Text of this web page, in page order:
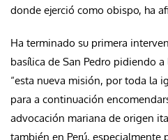
donde ejerció como obispo, ha
Ha terminado su primera
basílica de San Pedro pidiendo
“esta nueva misión, por toda la
para a continuación
advocación mariana de origen
también en Perú, especialmente